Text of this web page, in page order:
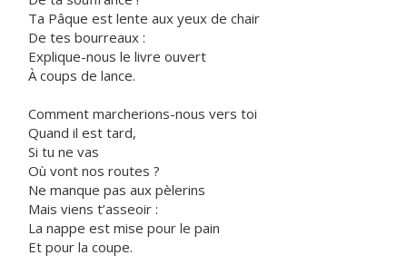
Ta Pâque est lente aux yeux de chair
De tes bourreaux :
Explique-nous le livre ouvert
À coups de lance.
Comment marcherions-nous vers toi
Quand il est tard,
Si tu ne vas
Où vont nos routes ?
Ne manque pas aux pèlerins
Mais viens t’asseoir :
La nappe est mise pour le pain
Et pour la coupe.